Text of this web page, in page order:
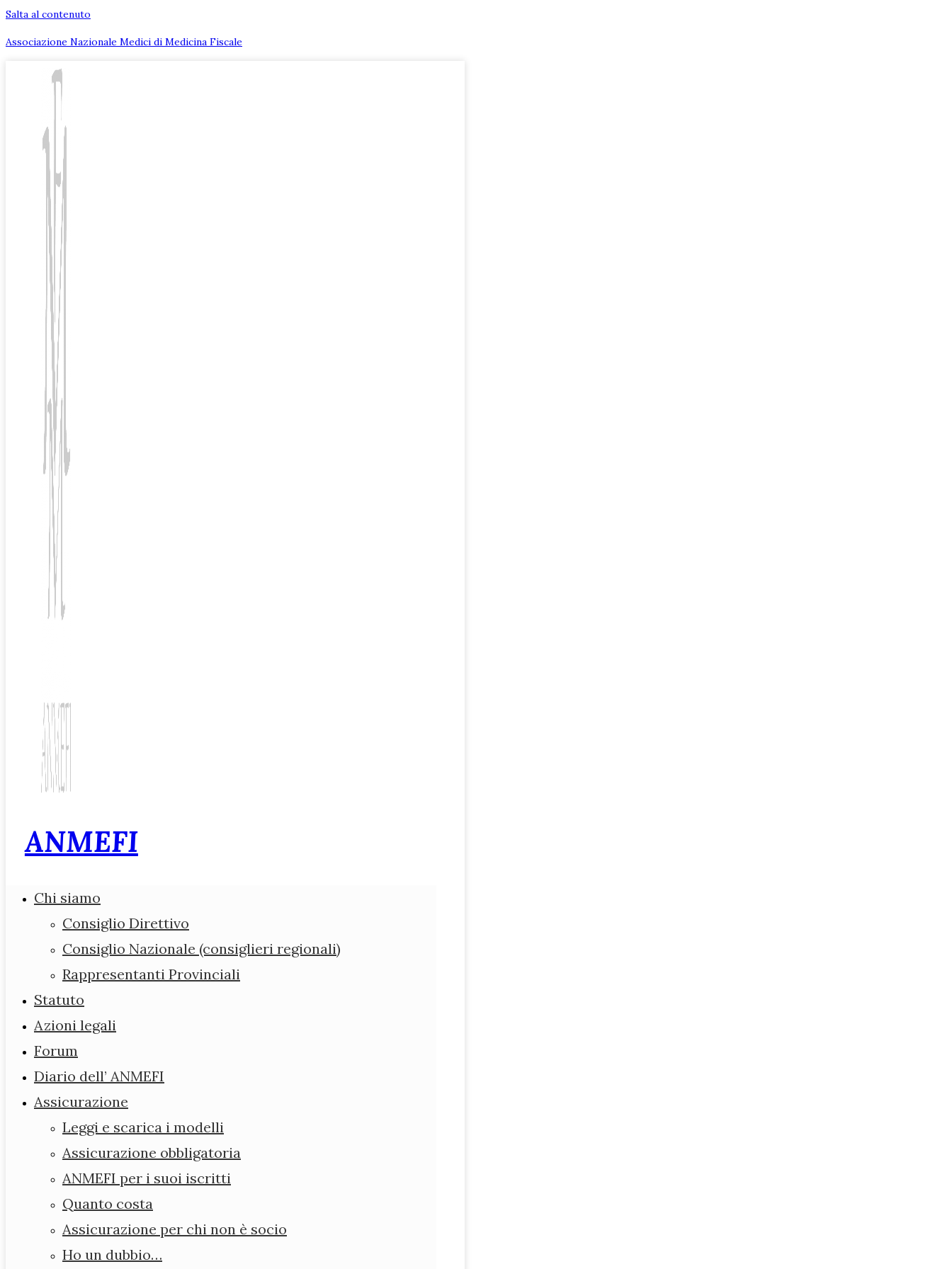
Salta al contenuto
Associazione Nazionale Medici di Medicina Fiscale
ANMEFI
Chi siamo
Consiglio Direttivo
Consiglio Nazionale (consiglieri regionali)
Rappresentanti Provinciali
Statuto
Azioni legali
Forum
Diario dell’ ANMEFI
Assicurazione
Leggi e scarica i modelli
Assicurazione obbligatoria
ANMEFI per i suoi iscritti
Quanto costa
Assicurazione per chi non è socio
Ho un dubbio…
Associazione Nazionale
Medici di Medicina Fiscale
Chi siamo
Consiglio
Consiglio
Nazionale
(consiglieri
regionali)
Rappresentanti
Provinciali
Statuto
Azioni legali